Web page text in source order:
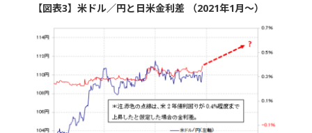
【図表3】米ドル／円と日米金利差 （2021年1月～）